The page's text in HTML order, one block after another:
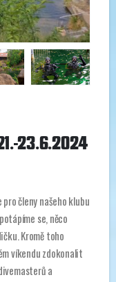
23.6.2024
členy našeho klubu
se, něco
Kromě toho
víkendu zdokonalit
a